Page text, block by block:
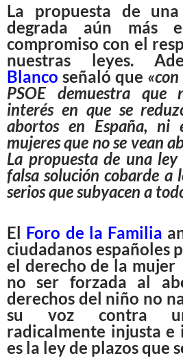
La propuesta de
degrada aún más
compromiso con el
nuestras leyes.
Blanco señaló que
PSOE demuestra que
interés en que se
abortos en España, ni
mujeres que no se vean
La propuesta de una
falsa solución cobarde a
serios que subyacen a
El Foro de la Familia
ciudadanos españoles
el derecho de la mujer
no ser forzada al
derechos del niño no
su voz contra
radicalmente injusta e
es la ley de plazos que